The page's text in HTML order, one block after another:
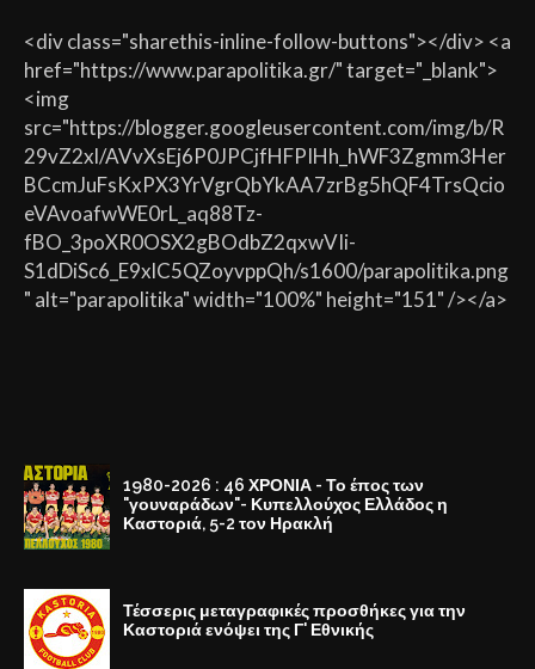
<div class="sharethis-inline-follow-buttons"></div> <a
href="https://www.parapolitika.gr/" target="_blank">
<img
src="https://blogger.googleusercontent.com/img/b/R
29vZ2xl/AVvXsEj6P0JPCjfHFPIHh_hWF3Zgmm3Her
BCcmJuFsKxPX3YrVgrQbYkAA7zrBg5hQF4TrsQcio
eVAvoafwWE0rL_aq88Tz-
fBO_3poXR0OSX2gBOdbZ2qxwVIi-
S1dDiSc6_E9xlC5QZoyvppQh/s1600/parapolitika.png
" alt="parapolitika" width="100%" height="151" /></a>
1980-2026 : 46 ΧΡΟΝΙΑ - Το έπος των
"γουναράδων"- Κυπελλούχος Ελλάδος η
Καστοριά, 5-2 τον Ηρακλή
Τέσσερις μεταγραφικές προσθήκες για την
Καστοριά ενόψει της Γ' Εθνικής